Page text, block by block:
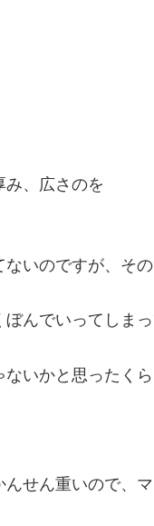
、広さのを
いのですが、そ
んでいってしまっ
いかと思ったくら
せん重いので、